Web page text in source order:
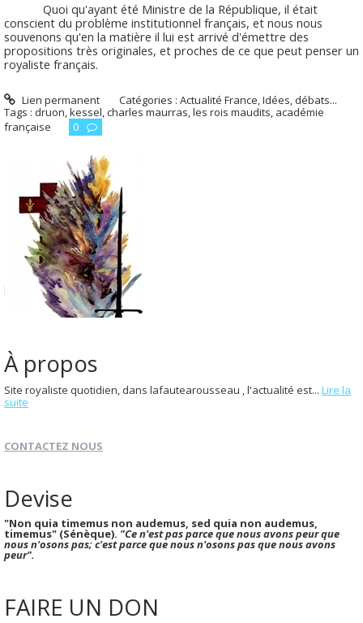
Quoi qu'ayant été Ministre de la République, il était
conscient du problème institutionnel français, et nous nous
souvenons qu'en la matière il lui est arrivé d'émettre des
propositions très originales, et proches de ce que peut penser un
royaliste français.
Lien permanent Catégories :Actualité France,Idées, débats...
Tags : druon,kessel,charles maurras,les rois maudits, académie
française
0
À propos
Site royaliste quotidien, dans lafautearousseau , l'actualité est... Lire la
suite
CONTACTEZ NOUS
Devise
"Non quia timemus non audemus, sed quia non audemus,
timemus" (Sénèque). "Ce n'est pas parce que nous avons peur que
nous n'osons pas; c'est parce que nous n'osons pas que nous avons
peur".
FAIRE UN DON